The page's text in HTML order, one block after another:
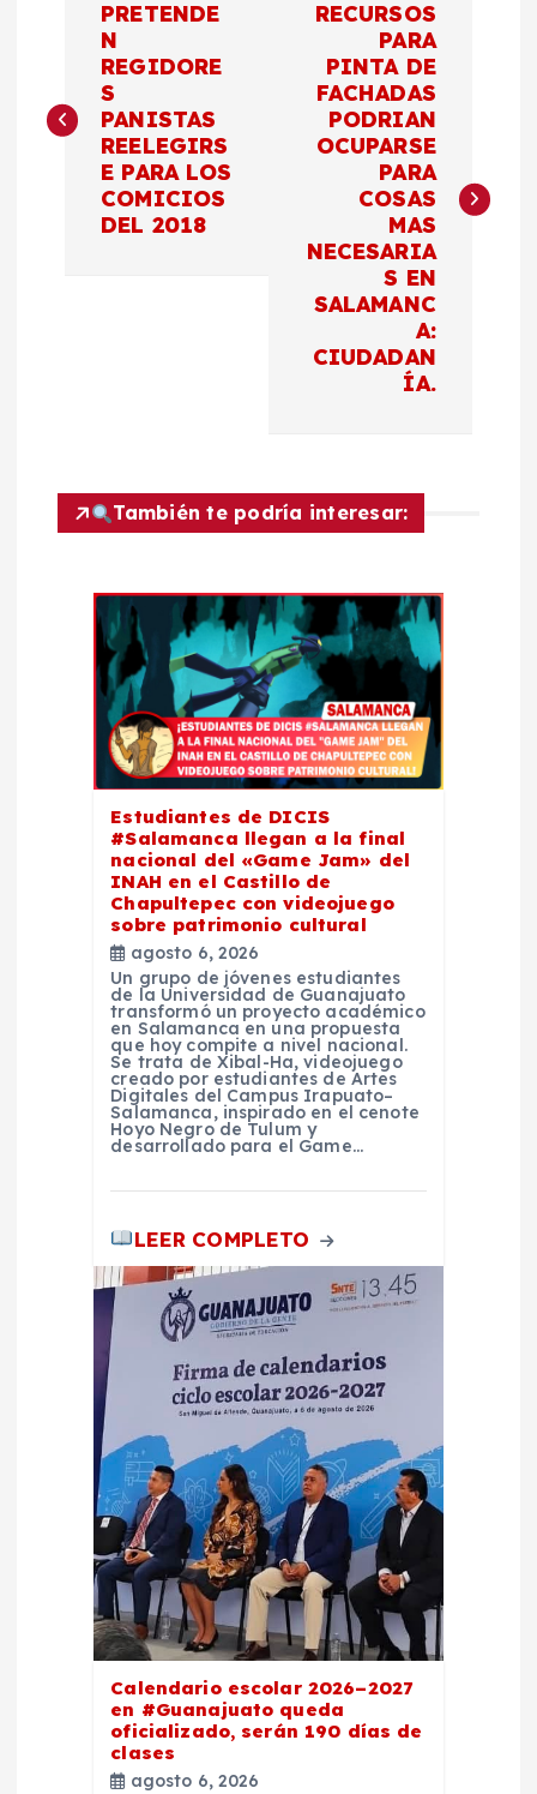
v
n
PRETENDE
N
REGIDORE
S
PANISTAS
REELEGIRS
E PARA LOS
COMICIOS
DEL 2018
RECURSOS
PARA
PINTA DE
FACHADAS
PODRIAN
OCUPARSE
PARA
COSAS
MAS
NECESARIA
S EN
SALAMANC
A:
CIUDADAN
ÍA.
También te podría interesar:
Estudiantes de DICIS
#Salamanca llegan a la final
nacional del «Game Jam» del
INAH en el Castillo de
Chapultepec con videojuego
sobre patrimonio cultural
agosto 6, 2026
Un grupo de jóvenes estudiantes
de la Universidad de Guanajuato
transformó un proyecto académico
en Salamanca en una propuesta
que hoy compite a nivel nacional.
Se trata de Xibal-Ha, videojuego
creado por estudiantes de Artes
Digitales del Campus Irapuato–
Salamanca, inspirado en el cenote
Hoyo Negro de Tulum y
desarrollado para el Game…
LEER COMPLETO
Calendario escolar 2026–2027
en #Guanajuato queda
oficializado, serán 190 días de
clases
agosto 6, 2026